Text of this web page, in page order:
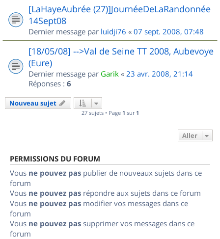
[LaHayeAubrée (27)]JournéeDeLaRandonnée
14Sept08
Dernier message par luidji76 « 07 sept. 2008, 07:48
[18/05/08] -->Val de Seine TT 2008, Aubevoye
(Eure)
Dernier message par Garik « 23 avr. 2008, 21:14
Réponses : 6
Nouveau sujet
27 sujets • Page 1 sur 1
Aller
PERMISSIONS DU FORUM
Vous ne pouvez pas publier de nouveaux sujets dans ce
forum
Vous ne pouvez pas répondre aux sujets dans ce forum
Vous ne pouvez pas modifier vos messages dans ce
forum
Vous ne pouvez pas supprimer vos messages dans ce
forum